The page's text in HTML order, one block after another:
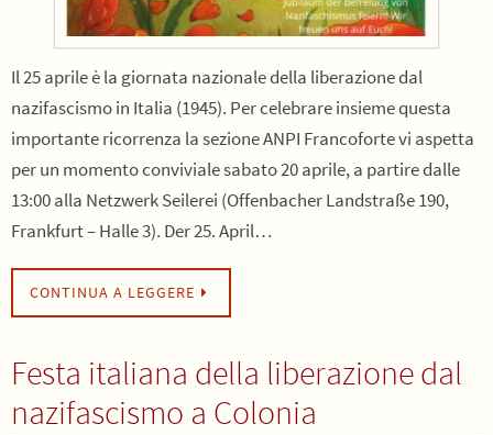
Il 25 aprile è la giornata nazionale della liberazione dal
nazifascismo in Italia (1945). Per celebrare insieme questa
importante ricorrenza la sezione ANPI Francoforte vi aspetta
per un momento conviviale sabato 20 aprile, a partire dalle
13:00 alla Netzwerk Seilerei (Offenbacher Landstraße 190,
Frankfurt – Halle 3). Der 25. April…
CONTINUA A LEGGERE
Festa italiana della liberazione dal
nazifascismo a Colonia